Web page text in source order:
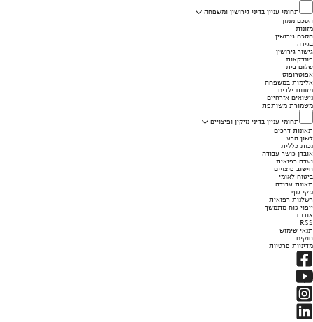
תחומי עניין בדיני גירושין ומשפחה
הסכם ממון
מזונות
הסכם גירושין
בגידה
גישור גירושין
פונדקאות
שלום בית
אפוטרופוס
אלימות במשפחה
מזונות ילדים
נישואים אזרחיים
משמורת משותפת
תחומי עניין בדיני נזיקין ופיצויים
תאונות דרכים
לשון הרע
נכות כללית
אובדן כושר עבודה
ועדה רפואית
חישוב פיצויים
ביטוח לאומי
תאונת עבודה
נזקי גוף
רשלנות רפואית
ייפוי כוח מתמשך
אודות
RSS
תנאי שימוש
חוקים
מדיניות פרטיות